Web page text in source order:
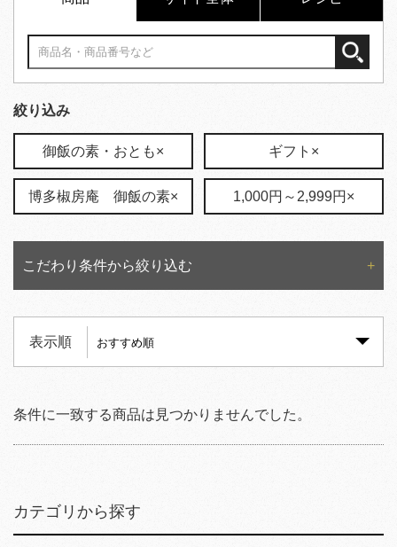
絞り込み
御飯の素・おとも× ギフト×
博多椒房庵 御飯の素× 1,000円～2,999円×
こだわり条件から絞り込む
表示順
条件に一致する商品は見つかりませんでした。
カテゴリから探す